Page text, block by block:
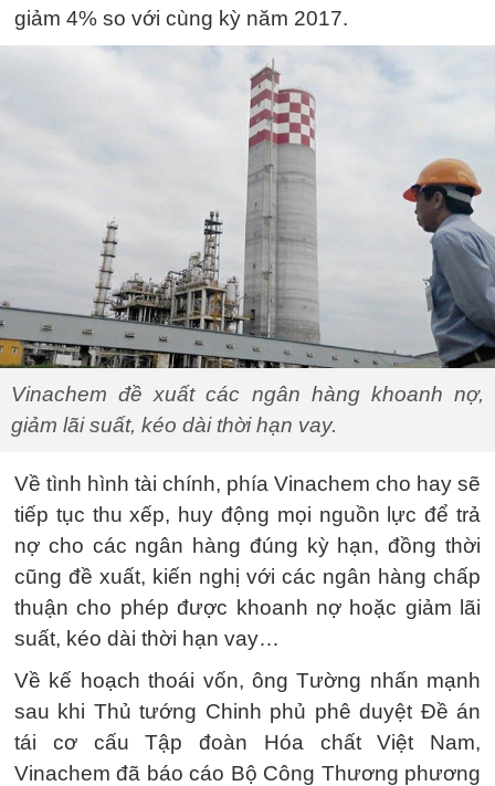
giảm 4% so với cùng kỳ năm 2017.
Vinachem đề xuất các ngân hàng khoanh nợ,
giảm lãi suất, kéo dài thời hạn vay.
Về tình hình tài chính, phía Vinachem cho hay sẽ
tiếp tục thu xếp, huy động mọi nguồn lực để trả
nợ cho các ngân hàng đúng kỳ hạn, đồng thời
cũng đề xuất, kiến nghị với các ngân hàng chấp
thuận cho phép được khoanh nợ hoặc giảm lãi
suất, kéo dài thời hạn vay…
Về kế hoạch thoái vốn, ông Tường nhấn mạnh
sau khi Thủ tướng Chinh phủ phê duyệt Đề án
tái cơ cấu Tập đoàn Hóa chất Việt Nam,
Vinachem đã báo cáo Bộ Công Thương phương